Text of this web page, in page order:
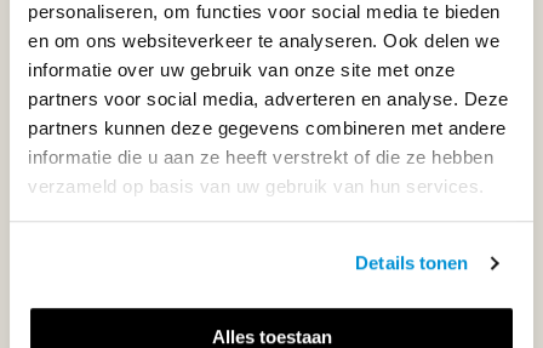
personaliseren, om functies voor social media te bieden
en om ons websiteverkeer te analyseren. Ook delen we
informatie over uw gebruik van onze site met onze
partners voor social media, adverteren en analyse. Deze
partners kunnen deze gegevens combineren met andere
informatie die u aan ze heeft verstrekt of die ze hebben
verzameld op basis van uw gebruik van hun services.
Details tonen
Alles toestaan
WIJ STAAN VOOR JE KLAAR!
033-4483000
Maandag t/m vrijdag | 08.00 - 17.00 uur